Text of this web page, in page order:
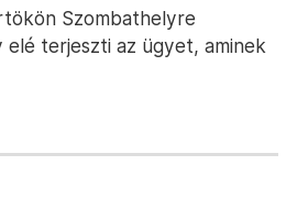
Szombathelyre
terjeszti az ügyet, aminek